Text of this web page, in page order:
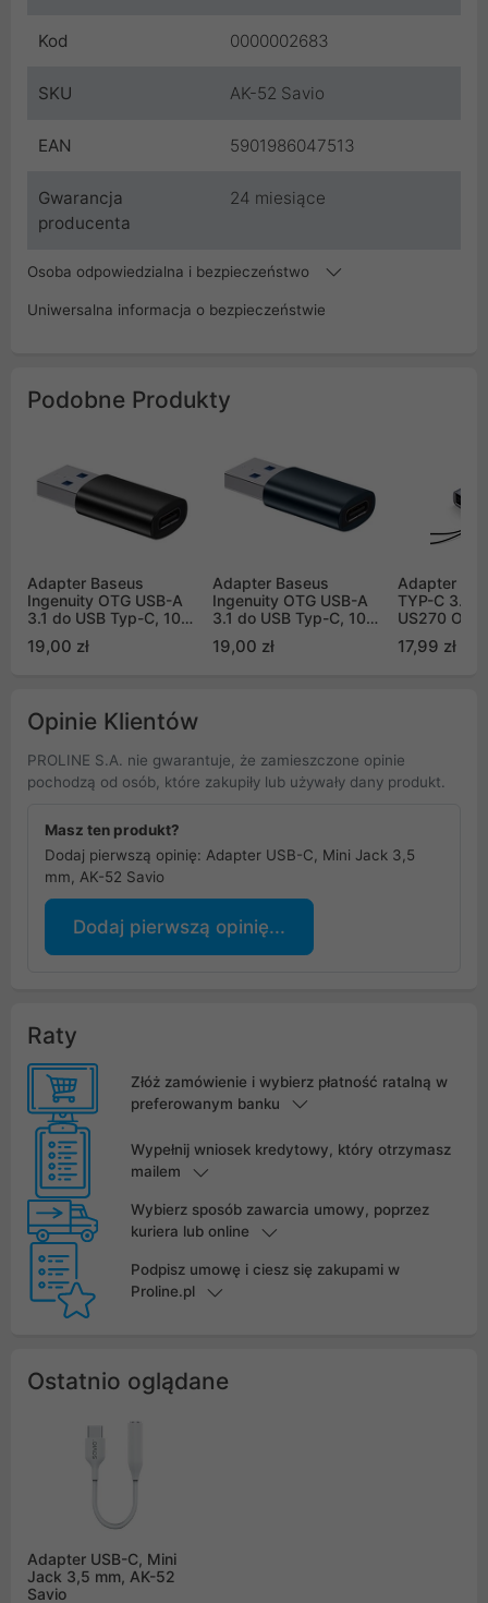
Kod 0000002683
SKU AK-52 Savio
EAN 5901986047513
Gwarancja
producenta
24 miesiące
Osoba odpowiedzialna i bezpieczeństwo
Uniwersalna informacja o bezpieczeństwie
Podobne Produkty
Adapter Baseus
Ingenuity OTG USB-A
3.1 do USB Typ-C, 10
(ZJJQ000101)
19,00 zł
Adapter Baseus
Ingenuity OTG USB-A
3.1 do USB Typ-C, 10
(ZJJQ000103)
19,00 zł
Adapter
TYP-C 3.1
US270
17,99 zł
Opinie Klientów
PROLINE S.A. nie gwarantuje, że zamieszczone opinie
pochodzą od osób, które zakupiły lub używały dany produkt.
Masz ten produkt?
Dodaj pierwszą opinię: Adapter USB-C, Mini Jack 3,5
mm, AK-52 Savio
Dodaj pierwszą opinię...
Raty
Złóż zamówienie i wybierz płatność ratalną w
preferowanym banku
Wypełnij wniosek kredytowy, który otrzymasz
mailem
Wybierz sposób zawarcia umowy, poprzez
kuriera lub online
Podpisz umowę i ciesz się zakupami w
Proline.pl
Ostatnio oglądane
Adapter USB-C, Mini
Jack 3,5 mm, AK-52
Savio